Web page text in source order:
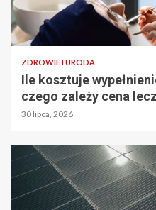
ZDROWIE I URODA
Ile kosztuje
czego zależy cena
30 lipca, 2026